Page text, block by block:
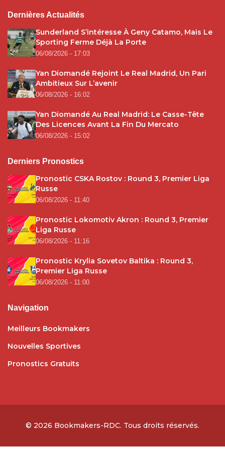
Dernières Actualités
Sunderland S’intéresse À Geny Catamo, Mais Le
Sporting Ferme Déjà La Porte
06/08/2026 - 17:03
Yan Diomandé Rejoint Le Real Madrid, Un Pari
Ambitieux Sur L’avenir
06/08/2026 - 16:02
Yan Diomandé Au Real Madrid: Le Casse-Tête
Des Licences Avant La Fin Du Mercato
06/08/2026 - 15:02
Derniers Pronostics
Pronostic CSKA Rostov : Round 3, Premier Liga
Russe
06/08/2026 - 11:40
Pronostic Lokomotiv Akron : Round 3, Premier
Liga Russe
06/08/2026 - 11:16
Pronostic Krylia Sovetov Baltika : Round 3,
Premier Liga Russe
06/08/2026 - 11:00
Navigation
Meilleurs Bookmakers
Nouvelles Sportives
Pronostics Gratuits
© 2026 Bookmakers-RDC. Tous droits réservés.